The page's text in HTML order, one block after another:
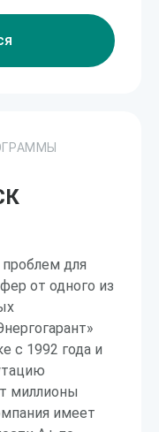
для
от одного из
с 1992 года и
миллионы
имеет